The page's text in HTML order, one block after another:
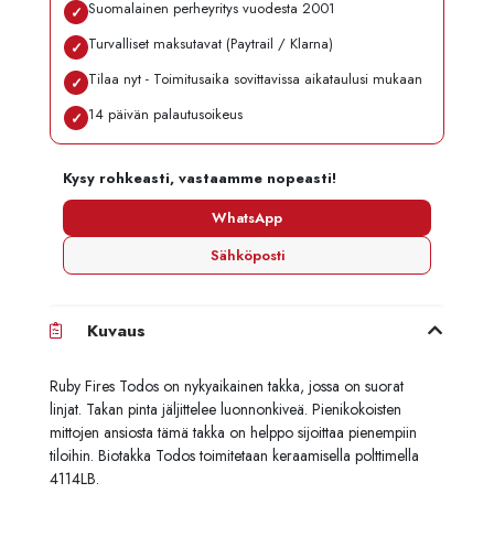
✓ Suomalainen perheyritys vuodesta 2001
✓ Turvalliset maksutavat (Paytrail / Klarna)
✓ Tilaa nyt - Toimitusaika sovittavissa aikataulusi mukaan
✓ 14 päivän palautusoikeus
Kysy rohkeasti, vastaamme nopeasti!
WhatsApp
Sähköposti
Kuvaus
Ruby Fires Todos on nykyaikainen takka, jossa on suorat
linjat. Takan pinta jäljittelee luonnonkiveä. Pienikokoisten
mittojen ansiosta tämä takka on helppo sijoittaa pienempiin
tiloihin. Biotakka Todos toimitetaan keraamisella polttimella
4114LB.